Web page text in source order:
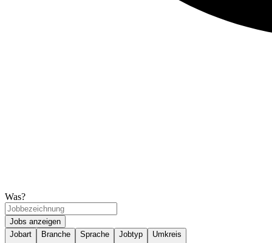
Was?
Jobs anzeigen
Jobart
Branche Sprache Jobtyp Umkreis